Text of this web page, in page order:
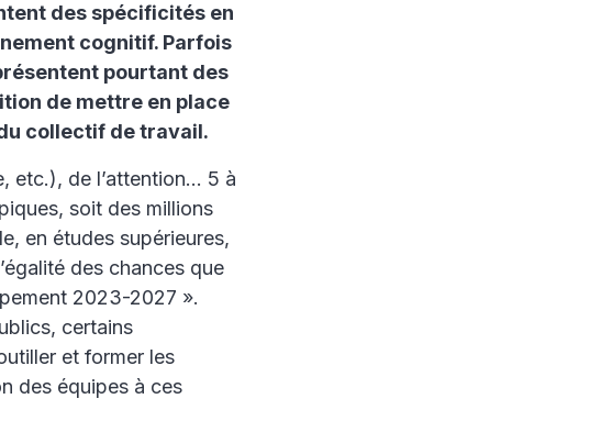
des spécificités en
cognitif. Parfois
pourtant des
de mettre en place
collectif de travail.
etc.), de l’attention… 5 à
soit des millions
en études supérieures,
des chances que
2023-2027 ».
certains
et former les
des équipes à ces